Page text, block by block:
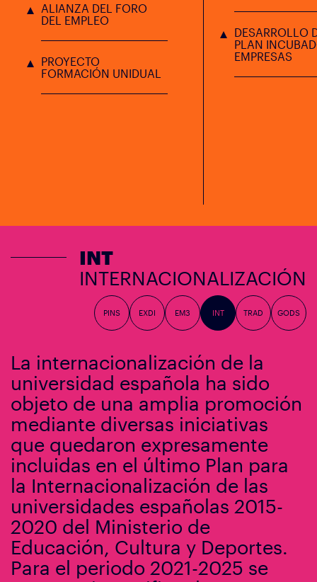
ALIANZA DEL FORO
DEL EMPLEO
PROYECTO
FORMACIÓN UNIDUAL
DESARROLLO
PLAN
EMPRESAS
INT
INTERNACIONALIZACIÓN
PINS EXDI EM3 INT TRAD GODS
La internacionalización de la
universidad española ha sido
objeto de una amplia promoción
mediante diversas iniciativas
que quedaron expresamente
incluidas en el último Plan para
la Internacionalización de las
universidades españolas 2015-
2020 del Ministerio de
Educación, Cultura y Deportes.
Para el periodo 2021-2025 se